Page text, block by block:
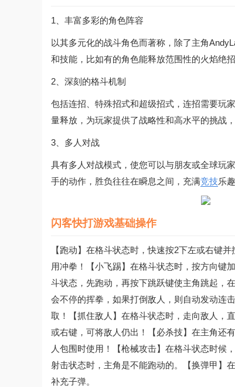
1、丰富多彩的角色阵容
以其多元化的战斗角色而著称，除了主角
和技能，比如有的角色能释放范围性的火焰绝
2、深刻的格斗机制
包括连招、特殊招式和超级招式，连招需要玩
量释放，为玩家提供了战略性和高水平的挑战
3、多人对战
具有多人对战模式，使您可以与朋友或全球玩
手的动作，胜负往往在瞬息之间，充满竞技乐趣
闪客快打游戏基础操作
【跑动】在格斗状态时，快速按2下左或右键
用冲拳！【小飞踢】在格斗状态时，按方向键
斗状态，先跑动，再按下跳跃键使主角跳起，
会不停的挥拳，如果打倒敌人，则自动发动连
取！【抓住敌人】在格斗状态时，走向敌人，
或右键，可将敌人仍出！【必杀技】在主角还
人包围时使用！【枪械攻击】在格斗状态时候
射击状态时，主角是不能跑动的。【换弹甲】
补充子弹。